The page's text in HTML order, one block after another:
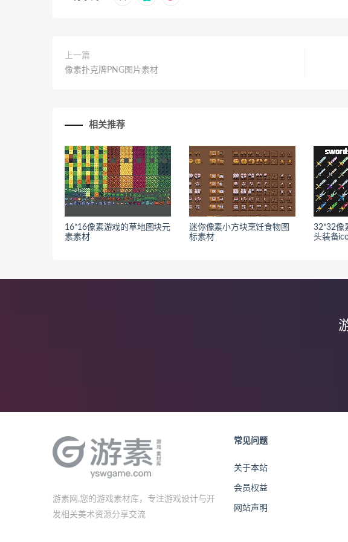
上一篇
像素扑克牌PNG图片素材
相关推荐
16*16像素游戏的草地图块元
素素材
迷你像素小方块烹饪食物图
标素材
32*32像
头装备
游素网,您的游戏素材库，专注游戏设计与开
发相关美术资源分享交流
常见问题
关于本站
会员权益
网站声明